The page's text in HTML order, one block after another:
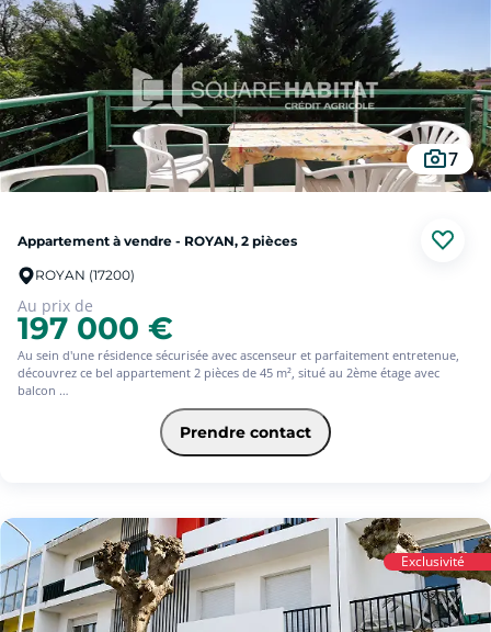
7
Appartement à vendre - ROYAN, 2 pièces
ROYAN (17200)
Au prix de
197 000 €
Au sein d'une résidence sécurisée avec ascenseur et parfaitement entretenue,
découvrez ce bel appartement 2 pièces de 45 m², situé au 2ème étage avec
balcon
Fonctionnel et lumineux, il se compose d'une entrée avec placard, d'une
agréable pièce de vie avec cuisine ouverte aménagée et équipée, d'une chambre
confortable avec rangements, d'un dégagement doté de placards, d'une salle de
Un bien idéal pour une résidence principale, un pied-à-terre ou un
investissement locatif.
Prendre contact
Exclusivité